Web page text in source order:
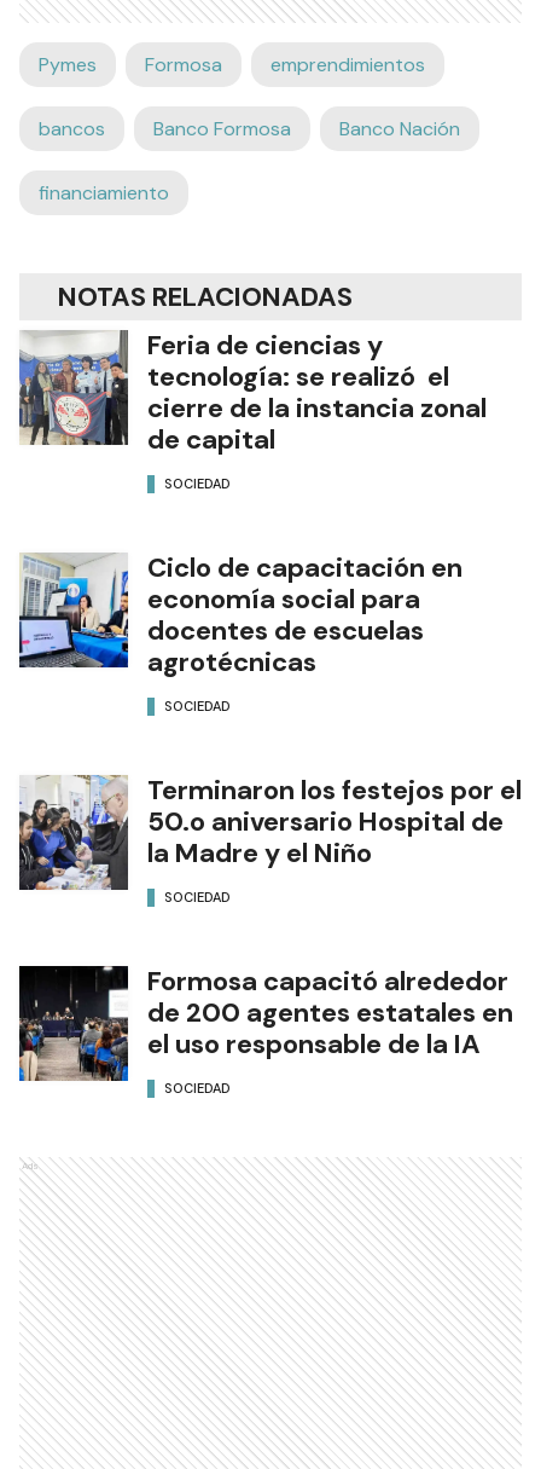
Pymes Formosa emprendimientos
bancos Banco Formosa Banco Nación
financiamiento
NOTAS RELACIONADAS
Feria de ciencias y
tecnología: se realizó el
cierre de la instancia zonal
de capital
SOCIEDAD
Ciclo de capacitación en
economía social para
docentes de escuelas
agrotécnicas
SOCIEDAD
Terminaron los festejos por el
50.o aniversario Hospital de
la Madre y el Niño
SOCIEDAD
Formosa capacitó alrededor
de 200 agentes estatales en
el uso responsable de la IA
SOCIEDAD
Ads